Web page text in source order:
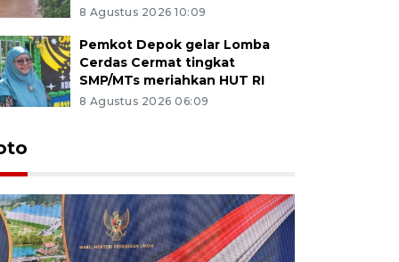
8 Agustus 2026 10:09
Pemkot Depok gelar Lomba
Cerdas Cermat tingkat
SMP/MTs meriahkan HUT RI
8 Agustus 2026 06:09